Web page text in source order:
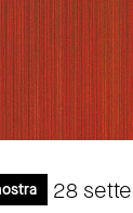
28